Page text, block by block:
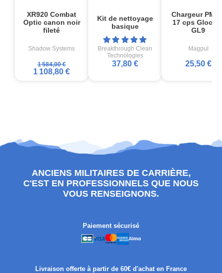
XR920 Combat
Optic canon noir
fileté
Shadow Systems
1 584,00 €
1 108,80 €
Kit de nettoyage
basique
Breakthrough Clean
Technologies
37,80 €
Chargeur
17 cps
GL9
Magpul
25,50 €
ANCIENS MILITAIRES DE CARRIÈRE,
C'EST EN PROFESSIONNELS QUE NOUS
VOUS RENSEIGNONS.
Paiement sécurisé
Livraison offerte à partir de 60€ d'achat en France